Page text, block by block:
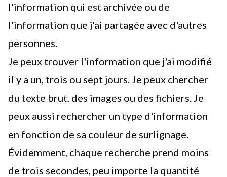
l'information qui est archivée ou de
l'information que j'ai partagée avec d'autres
personnes.
Je peux trouver l'information que j'ai modifié
il y a un, trois ou sept jours. Je peux chercher
du texte brut, des images ou des fichiers. Je
peux aussi rechercher un type d'information
en fonction de sa couleur de surlignage.
Évidemment, chaque recherche prend moins
de trois secondes, peu importe la quantité